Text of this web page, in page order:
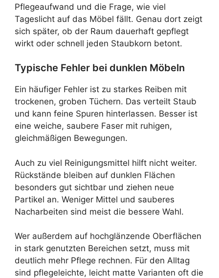
Pflegeaufwand und die Frage, wie viel
Tageslicht auf das Möbel fällt. Genau dort zeigt
sich später, ob der Raum dauerhaft gepflegt
wirkt oder schnell jeden Staubkorn betont.
Typische Fehler bei dunklen Möbeln
Ein häufiger Fehler ist zu starkes Reiben mit
trockenen, groben Tüchern. Das verteilt Staub
und kann feine Spuren hinterlassen. Besser ist
eine weiche, saubere Faser mit ruhigen,
gleichmäßigen Bewegungen.
Auch zu viel Reinigungsmittel hilft nicht weiter.
Rückstände bleiben auf dunklen Flächen
besonders gut sichtbar und ziehen neue
Partikel an. Weniger Mittel und sauberes
Nacharbeiten sind meist die bessere Wahl.
Wer außerdem auf hochglänzende Oberflächen
in stark genutzten Bereichen setzt, muss mit
deutlich mehr Pflege rechnen. Für den Alltag
sind pflegeleichte, leicht matte Varianten oft die